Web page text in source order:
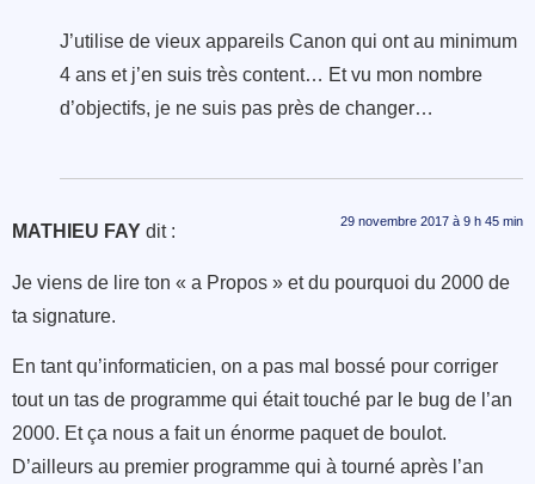
J’utilise de vieux appareils Canon qui ont au minimum
4 ans et j’en suis très content… Et vu mon nombre
d’objectifs, je ne suis pas près de changer…
MATHIEU FAY dit : 29 novembre 2017 à 9 h 45 min
Je viens de lire ton « a Propos » et du pourquoi du 2000 de
ta signature.
En tant qu’informaticien, on a pas mal bossé pour corriger
tout un tas de programme qui était touché par le bug de l’an
2000. Et ça nous a fait un énorme paquet de boulot.
D’ailleurs au premier programme qui à tourné après l’an